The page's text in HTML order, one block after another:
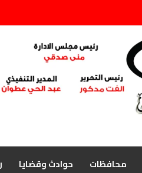
محافظات حوادث وقضايا